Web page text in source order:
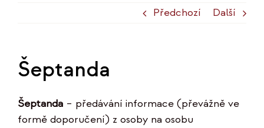
Předchozí Další
Šeptanda
Šeptanda – předávání informace (převážně ve
formě doporučení) z osoby na osobu